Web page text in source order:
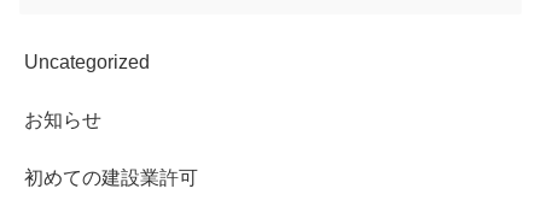
Uncategorized
お知らせ
初めての建設業許可